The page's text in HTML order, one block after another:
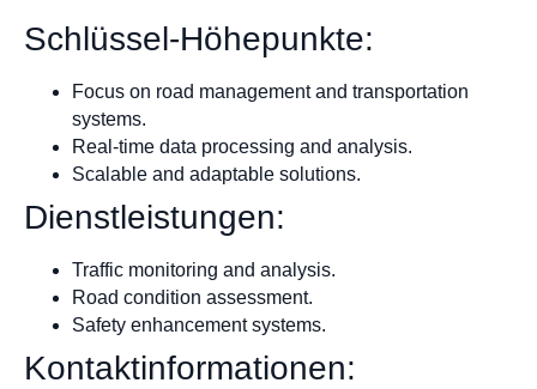
Schlüssel-Höhepunkte:
Focus on road management and transportation
systems.
Real-time data processing and analysis.
Scalable and adaptable solutions.
Dienstleistungen:
Traffic monitoring and analysis.
Road condition assessment.
Safety enhancement systems.
Kontaktinformationen: